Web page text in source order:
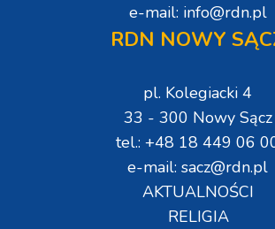
e-mail: info@rdn.pl
RDN NOWY
pl. Kolegiacki 4
33 - 300 Nowy Sącz
tel.: +48 18 449 06
e-mail: sacz@rdn.pl
AKTUALNOŚCI
RELIGIA